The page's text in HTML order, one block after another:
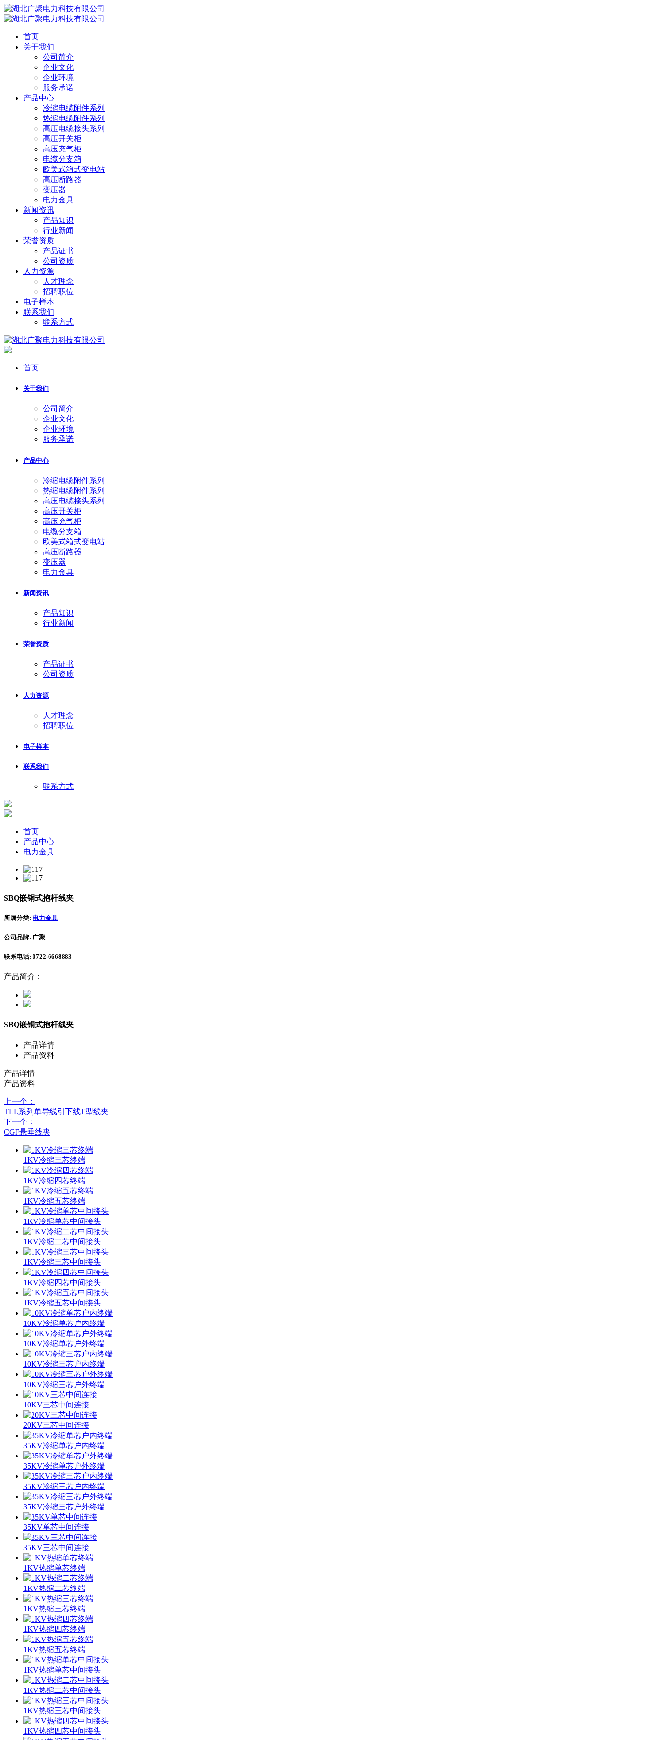
首页
关于我们
公司简介
企业文化
企业环境
服务承诺
产品中心
冷缩电缆附件系列
热缩电缆附件系列
高压电缆接头系列
高压开关柜
高压充气柜
电缆分支箱
欧美式箱式变电站
高压断路器
变压器
电力金具
新闻资讯
产品知识
行业新闻
荣誉资质
产品证书
公司资质
人力资源
人才理念
招聘职位
电子样本
联系我们
联系方式
首页
关于我们
公司简介
企业文化
企业环境
服务承诺
产品中心
冷缩电缆附件系列
热缩电缆附件系列
高压电缆接头系列
高压开关柜
高压充气柜
电缆分支箱
欧美式箱式变电站
高压断路器
变压器
电力金具
新闻资讯
产品知识
行业新闻
荣誉资质
产品证书
公司资质
人力资源
人才理念
招聘职位
电子样本
联系我们
联系方式
首页
产品中心
电力金具
SBQ嵌铜式抱杆线夹
所属分类: 电力金具
公司品牌: 广聚
联系电话: 0722-6668883
产品简介：
SBQ嵌铜式抱杆线夹
产品详情
产品资料
产品详情
产品资料
上一个：
TLL系列单导线引下线T型线夹
下一个：
CGF悬垂线夹
1KV冷缩三芯终端
1KV冷缩四芯终端
1KV冷缩五芯终端
1KV冷缩单芯中间接头
1KV冷缩二芯中间接头
1KV冷缩三芯中间接头
1KV冷缩四芯中间接头
1KV冷缩五芯中间接头
10KV冷缩单芯户内终端
10KV冷缩单芯户外终端
10KV冷缩三芯户内终端
10KV冷缩三芯户外终端
10KV三芯中间连接
20KV三芯中间连接
35KV冷缩单芯户内终端
35KV冷缩单芯户外终端
35KV冷缩三芯户内终端
35KV冷缩三芯户外终端
35KV单芯中间连接
35KV三芯中间连接
1KV热缩单芯终端
1KV热缩二芯终端
1KV热缩三芯终端
1KV热缩四芯终端
1KV热缩五芯终端
1KV热缩单芯中间接头
1KV热缩二芯中间接头
1KV热缩三芯中间接头
1KV热缩四芯中间接头